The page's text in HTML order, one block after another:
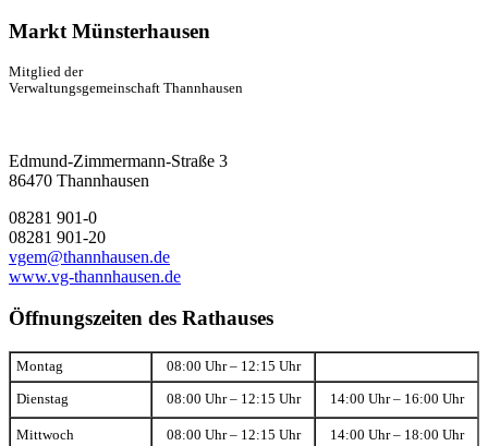
Markt Münsterhausen
Mitglied der
Verwaltungsgemeinschaft Thannhausen
Edmund-Zimmermann-Straße 3
86470 Thannhausen
08281 901-0
08281 901-20
vgem@thannhausen.de
www.vg-thannhausen.de
Öffnungszeiten des Rathauses
Montag 08:00 Uhr – 12:15 Uhr
Dienstag 08:00 Uhr – 12:15 Uhr 14:00 Uhr – 16:00 Uhr
Mittwoch 08:00 Uhr – 12:15 Uhr 14:00 Uhr – 18:00 Uhr